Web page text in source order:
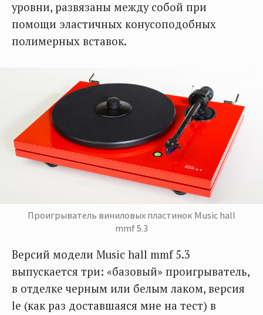
уровни, развязаны между собой при
помощи эластичных конусоподобных
полимерных вставок.
Проигрыватель виниловых пластинок Music hall
mmf 5.3
Версий модели Music hall mmf 5.3
выпускается три: «базовый» проигрыватель,
в отделке черным или белым лаком, версия
le (как раз доставшаяся мне на тест) в